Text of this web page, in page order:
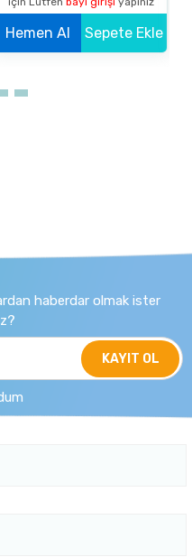
Hemen Al Sepete Ekle
haberdar olmak ister
KAYIT OL